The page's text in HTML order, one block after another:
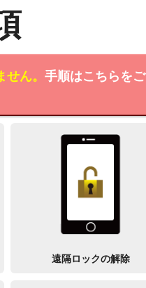
ん。 手順はこちらをご
遠隔ロックの解除